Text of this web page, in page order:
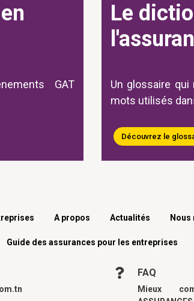
GAT
Le
Un glossaire
mots utilisés
Découvrez le
A propos Actualités
Guide des assurances pour les entreprises
FAQ
Mieux